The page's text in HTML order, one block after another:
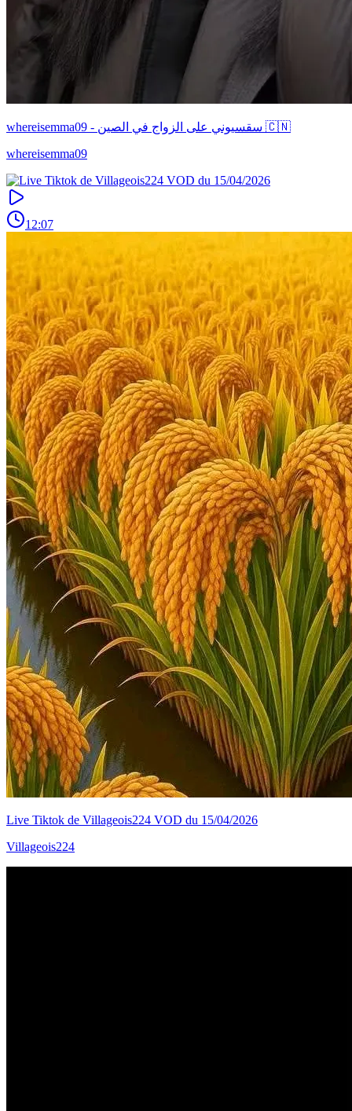
whereisemma09 - سقسيوني على الزواج في الصين 🇨🇳
whereisemma09
12:07
Live Tiktok de Villageois224 VOD du 15/04/2026
Villageois224